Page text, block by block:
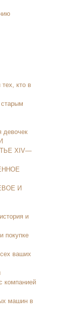
кто в
девочек
XIV—
И
и
покупке
ваших
компанией
машин в